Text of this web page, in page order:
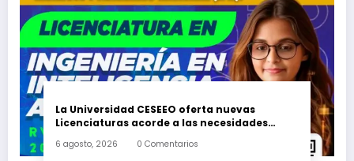
La Universidad CESEEO oferta nuevas
Licenciaturas acorde a las necesidades
nivel medio superior
6 agosto, 2026 0 Comentarios